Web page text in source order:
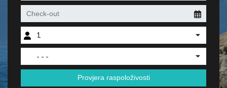
1
- - -
Provjera raspoloživosti